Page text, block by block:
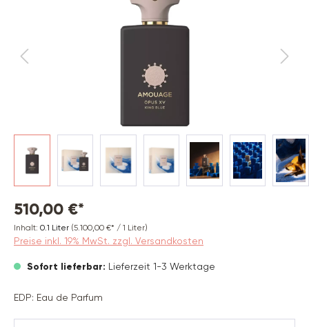
510,00 €*
Inhalt: 0.1 Liter (5.100,00 €* / 1 Liter)
Preise inkl. 19% MwSt. zzgl. Versandkosten
Sofort lieferbar: Lieferzeit 1-3 Werktage
EDP: Eau de Parfum